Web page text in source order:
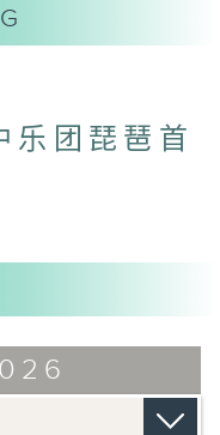
乐团琵琶首